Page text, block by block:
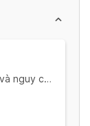
nguy cơ
thay đổi